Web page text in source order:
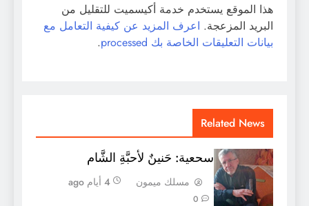
هذا الموقع يستخدم خدمة أكيسميت للتقليل من
البريد المزعجة. اعرف المزيد عن كيفية التعامل مع
بيانات التعليقات الخاصة بك processed
.
Related News
سحعية: حَنينٌ لأحبَّةِ الشَّام
مسلك ميمون 4 أيام ago
0